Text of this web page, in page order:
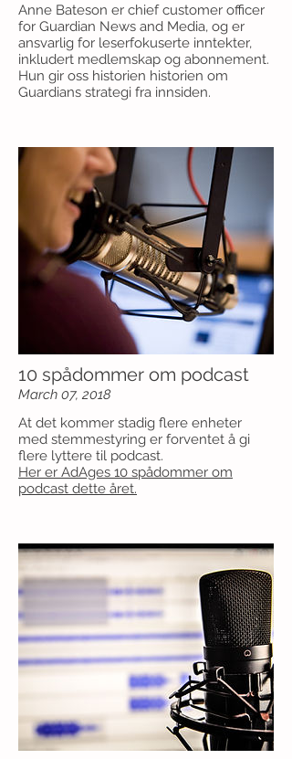
Anne Bateson er chief customer officer
for Guardian News and Media, og er
ansvarlig for leserfokuserte inntekter,
inkludert medlemskap og abonnement.
Hun gir oss historien historien om
Guardians strategi fra innsiden.
10 spådommer om podcast
March 07, 2018
At det kommer stadig flere enheter
med stemmestyring er forventet å gi
flere lyttere til podcast.
Her er AdAges 10 spådommer om
podcast dette året.